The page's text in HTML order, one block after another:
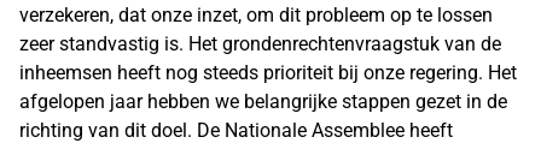
verzekeren, dat onze inzet, om dit probleem op te lossen
zeer standvastig is. Het grondenrechtenvraagstuk van de
inheemsen heeft nog steeds prioriteit bij onze regering. Het
afgelopen jaar hebben we belangrijke stappen gezet in de
richting van dit doel. De Nationale Assemblee heeft